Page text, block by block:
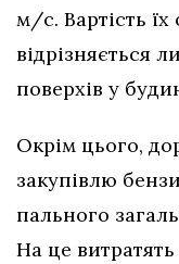
м/с. Вартість
відрізняється
поверхів у
Окрім цього,
закупівлю
пального
На це